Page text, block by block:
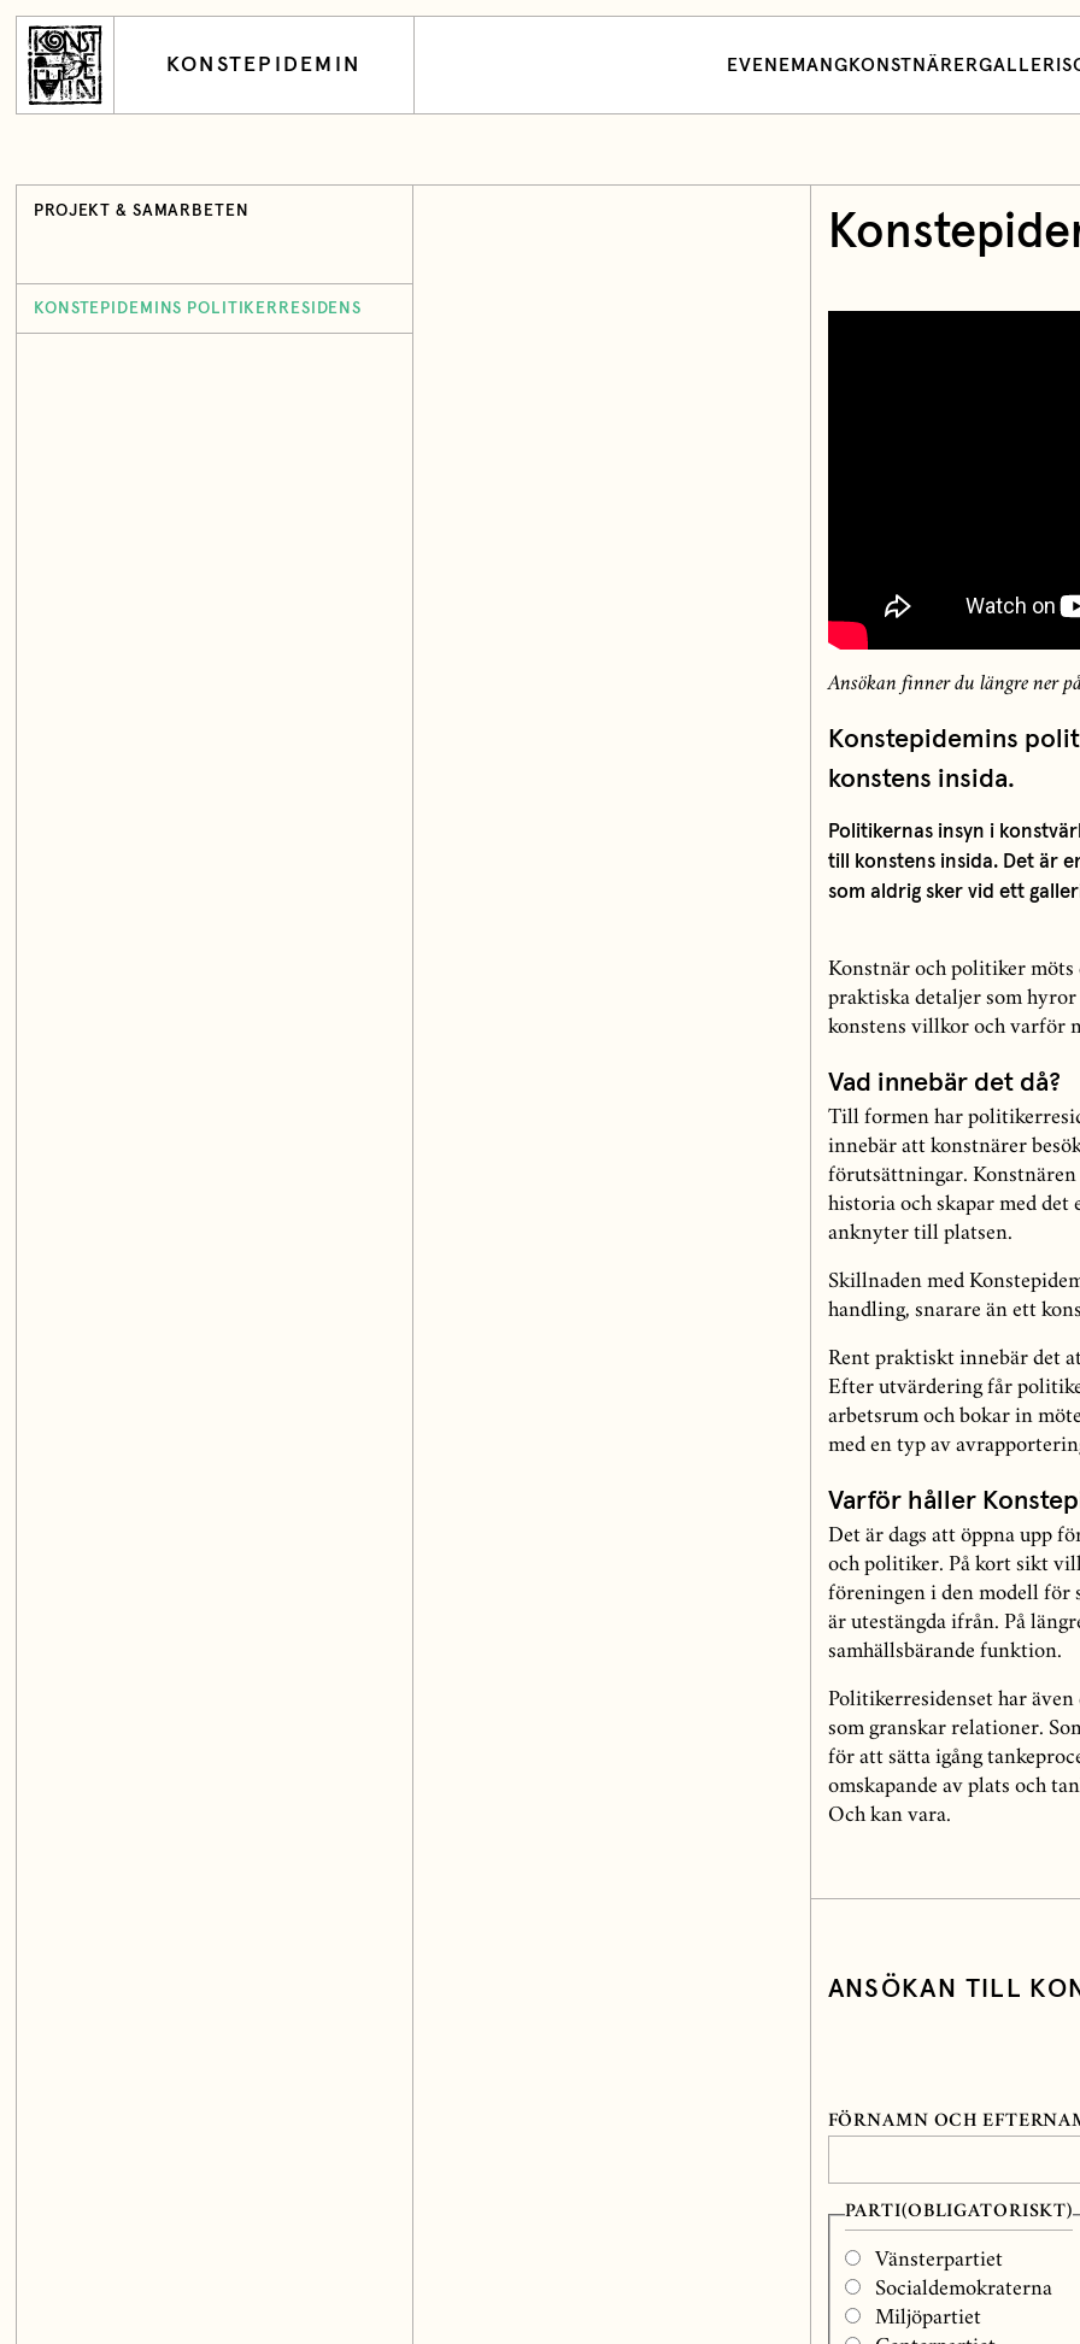
KONSTEPIDEMIN EVENEMANG KONSTNÄRERGALLERI
PROJEKT & SAMARBETEN
KONSTEPIDEMINS POLITIKERRESIDENS
Ansökan finner du längre ner
Konstepidemins
konstens insida.
Politikernas insyn i
till konstens insida. Det är
som aldrig sker vid ett
Konstnär och politiker möts
praktiska detaljer som
konstens villkor och varför
Vad innebär det då?
Till formen har
innebär att konstnärer
förutsättningar.
historia och skapar med
anknyter till platsen.
Skillnaden med
handling, snarare än ett
Rent praktiskt innebär det
Efter utvärdering får
arbetsrum och bokar in
med en typ av
Varför håller
Det är dags att öppna upp
och politiker. På kort sikt
föreningen i den modell för
är utestängda ifrån. På
samhällsbärande funktion.
Politikerresidenset har
som granskar relationer.
för att sätta igång
omskapande av plats och
Och kan vara.
ANSÖKAN TILL
FÖRNAMN OCH
PARTI(OBLIGATORISKT)
Vänsterpartiet
Socialdemokraterna
Miljöpartiet